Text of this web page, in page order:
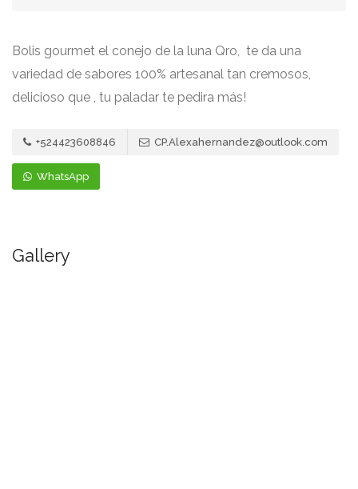
Bolis gourmet el conejo de la luna Qro, te da una
variedad de sabores 100% artesanal tan cremosos,
delicioso que , tu paladar te pedira más!
+524423608846 CP.Alexahernandez@outlook.com
WhatsApp
Gallery